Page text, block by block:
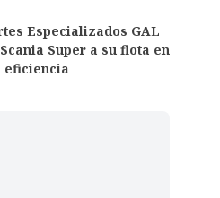
Especializados GAL
Super a su flota en
eficiencia